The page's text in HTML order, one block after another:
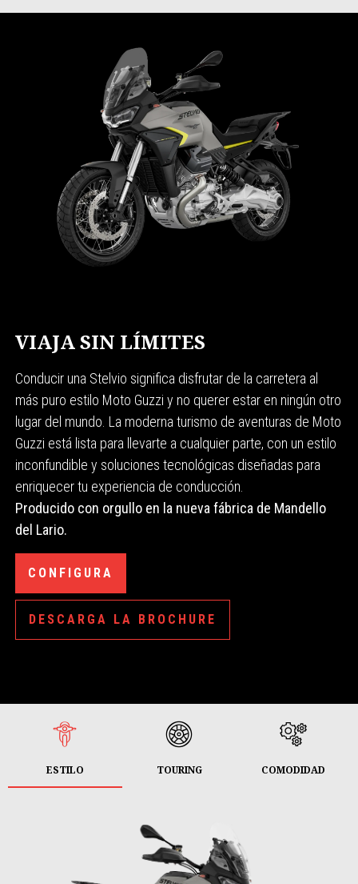
VIAJA SIN LÍMITES
Conducir una Stelvio significa disfrutar de la carretera al
más puro estilo Moto Guzzi y no querer estar en ningún otro
lugar del mundo. La moderna turismo de aventuras de Moto
Guzzi está lista para llevarte a cualquier parte, con un estilo
inconfundible y soluciones tecnológicas diseñadas para
enriquecer tu experiencia de conducción.
Producido con orgullo en la nueva fábrica de Mandello
del Lario.
CONFIGURA
DESCARGA LA BROCHURE
ESTILO TOURING COMODIDAD